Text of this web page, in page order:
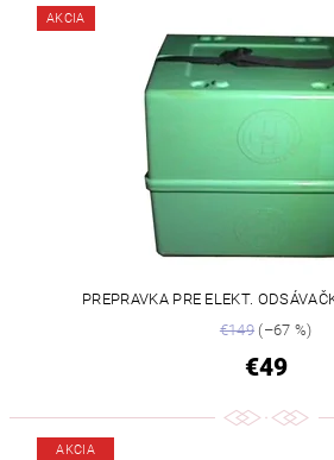
AKCIA
PREPRAVKA PRE ELEKT.
€149 (–67 %)
€49
AKCIA